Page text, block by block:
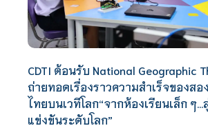
CDTI ต้อนรับ National Geographic
ถ่ายทอดเรื่องราวความสำเร็จของส
ไทยบนเวทีโลก“จากห้องเรียนเล็ก ๆ…
แข่งขันระดับโลก”